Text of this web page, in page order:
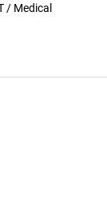
/ Medical